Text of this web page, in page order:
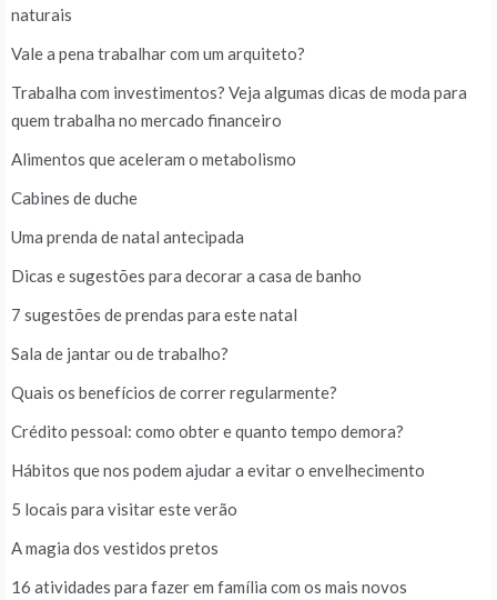
naturais
Vale a pena trabalhar com um arquiteto?
Trabalha com investimentos? Veja algumas dicas de moda para
quem trabalha no mercado financeiro
Alimentos que aceleram o metabolismo
Cabines de duche
Uma prenda de natal antecipada
Dicas e sugestões para decorar a casa de banho
7 sugestões de prendas para este natal
Sala de jantar ou de trabalho?
Quais os benefícios de correr regularmente?
Crédito pessoal: como obter e quanto tempo demora?
Hábitos que nos podem ajudar a evitar o envelhecimento
5 locais para visitar este verão
A magia dos vestidos pretos
16 atividades para fazer em família com os mais novos